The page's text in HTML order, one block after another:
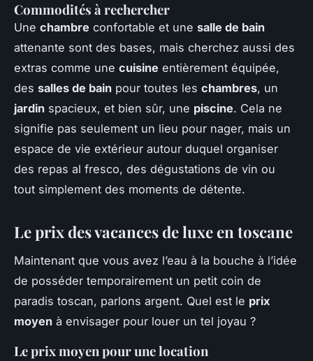
Commodités à rechercher
Une chambre confortable et une salle de bain
attenante sont des bases, mais cherchez aussi des
extras comme une cuisine entièrement équipée,
des salles de bain pour toutes les chambres, un
jardin spacieux, et bien sûr, une piscine. Cela ne
signifie pas seulement un lieu pour nager, mais un
espace de vie extérieur autour duquel organiser
des repas al fresco, des dégustations de vin ou
tout simplement des moments de détente.
Le prix des vacances de luxe en toscane
Maintenant que vous avez l’eau à la bouche à l’idée
de posséder temporairement un petit coin de
paradis toscan, parlons argent. Quel est le prix
moyen à envisager pour louer un tel joyau ?
Le prix moyen pour une location